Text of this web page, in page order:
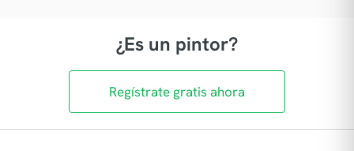
¿Es un pintor?
Regístrate gratis ahora